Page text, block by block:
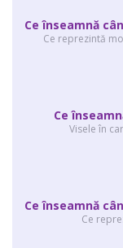
Ce reprezintă
Ce
Visele în
Ce